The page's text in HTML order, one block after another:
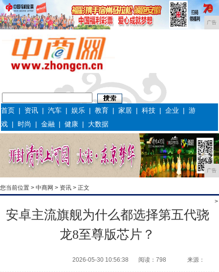
广告
首页 | 资讯 |汽车 |娱乐 |教育 |家居 |科技 |企业 |游
戏 | 时尚 |金融 |健康 | 大数据
广告
您当前位置 > 中商网 > 资讯 > 正文
>
安卓主流旗舰为什么都选择第五代骁
龙8至尊版芯片？
2026-05-30 10:56:38 阅读：798 来源：